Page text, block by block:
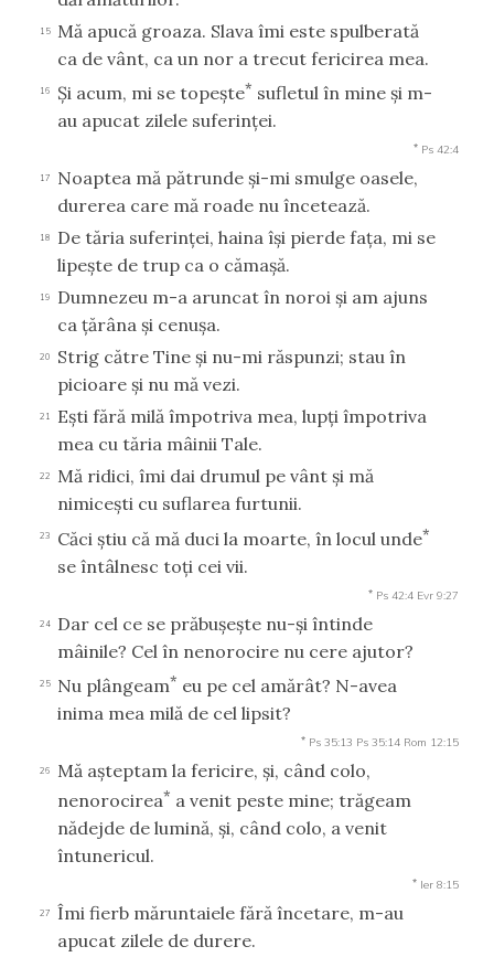
15
Mă apucă groaza. Slava îmi este spulberată
ca de vânt, ca un nor a trecut fericirea mea.
16 Şi acum, mi se topeşte* sufletul în mine şi m-
au apucat zilele suferinţei.
* Ps 42:4
17
Noaptea mă pătrunde şi-mi smulge oasele,
durerea care mă roade nu încetează.
18
De tăria suferinţei, haina îşi pierde faţa, mi se
lipeşte de trup ca o cămaşă.
19
Dumnezeu m-a aruncat în noroi şi am ajuns
ca ţărâna şi cenuşa.
20
Strig către Tine şi nu-mi răspunzi; stau în
picioare şi nu mă vezi.
21
Eşti fără milă împotriva mea, lupţi împotriva
mea cu tăria mâinii Tale.
22
Mă ridici, îmi dai drumul pe vânt şi mă
nimiceşti cu suflarea furtunii.
23 Căci ştiu că mă duci la moarte, în locul unde*
se întâlnesc toţi cei vii.
* Ps 42:4 Evr 9:27
24
Dar cel ce se prăbuşeşte nu-şi întinde
mâinile? Cel în nenorocire nu cere ajutor?
25 Nu plângeam* eu pe cel amărât? N-avea
inima mea milă de cel lipsit?
* Ps 35:13 Ps 35:14 Rom 12:15
26
Mă aşteptam la fericire, şi, când colo,
nenorocirea* a venit peste mine; trăgeam
nădejde de lumină, şi, când colo, a venit
întunericul.
* Ier 8:15
27
Îmi fierb măruntaiele fără încetare, m-au
apucat zilele de durere.